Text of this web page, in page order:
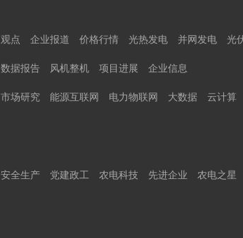
观点 企业报道 价格行情 光热发电 并网发电 光
数据报告 风机整机 项目进展 企业信息
市场研究 能源互联网 电力物联网 大数据 云计算
安全生产 党建政工 农电科技 先进企业 农电之星